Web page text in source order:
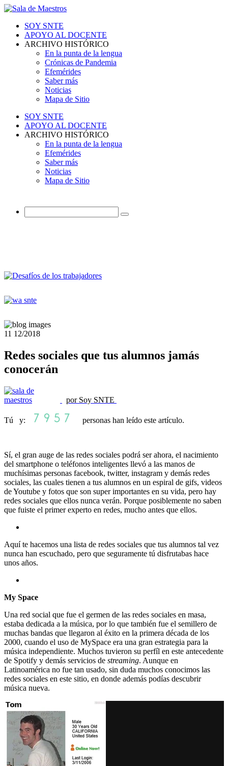
SOY SNTE
APOYO AL DOCENTE
ARCHIVO HISTÓRICO
En la punta de la lengua
Crónicas de Pandemia
Efemérides
Saber más
Noticias
Mapa de Sitio
SOY SNTE
APOYO AL DOCENTE
ARCHIVO HISTÓRICO
En la punta de la lengua
Efemérides
Saber más
Noticias
Mapa de Sitio
11 12/2018
Redes sociales que tus alumnos jamás
conocerán
por Soy SNTE
Tú y: personas han leído este artículo.
Sí, el gran auge de las redes sociales podrá ser ahora, el nacimiento
del smartphone o teléfonos inteligentes llevó a las manos de
muchísimas personas facebook, twitter, instagram y demás redes
sociales, las cuales tienen a tus alumnos en un espiral de gifs, videos
de Youtube y fotos que son super importantes en su vida, pero hay
redes sociales que ellos nunca verán. Porque posiblemente no saben
que fuiste el primer experto en redes, mucho antes que ellos.
Aquí te hacemos una lista de redes sociales que tus alumnos tal vez
nunca han escuchado, pero que seguramente tú disfrutabas hace
unos años.
My Space
Una red social que fue el germen de las redes sociales en masa,
estaba dedicada a la música, por lo que también fue el semillero de
muchas bandas que llegaron al éxito en la primera década de los
2000, cuando el uso de MySpace era una gran estrategia para la
música independiente. Muchos tuvieron su perfíl en este antecedente
de Spotify y demás servicios de streaming. Aunque en
Latinoamérica no fue tan usado, sin duda muchos conocimos las
redes sociales en este sitio, en donde además podías descubrir
música nueva.